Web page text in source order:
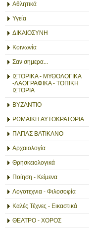
Αθλητικά
Υγεία
ΔΙΚΑΙΟΣΥΝΗ
Κοινωνία
Σαν σημερα...
ΙΣΤΟΡΙΚΑ - ΜΥΘΟΛΟΓΙΚΑ
-ΛΑΟΓΡΑΦΙΚΑ - ΤΟΠΙΚΗ
ΙΣΤΟΡΙΑ
ΒΥΖΑΝΤΙΟ
ΡΩΜΑΪΚΗ ΑΥΤΟΚΡΑΤΟΡΙΑ
ΠΑΠΑΣ ΒΑΤΙΚΑΝΟ
Αρχαιολογία
Θρησκειολογικά
Ποίηση - Κείμενα
Λογοτεχνια - Φιλοσοφία
Καλές Τέχνες - Εικαστικά
ΘΕΑΤΡΟ - ΧΟΡΟΣ